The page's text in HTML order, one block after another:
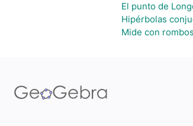
El punto de
Hipérbolas
Mide con rombos